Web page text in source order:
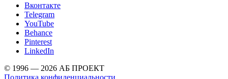
Вконтакте
Telegram
YouTube
Behance
Pinterest
LinkedIn
© 1996 — 2026 АБ ПРОЕКТ
Политика конфиденциальности